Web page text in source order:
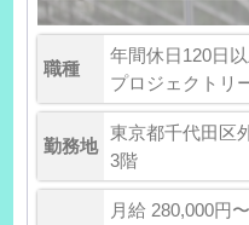
職種
年間休日120日
プロジェクトリ
勤務地
東京都千代田区
3階
月給 280,000円